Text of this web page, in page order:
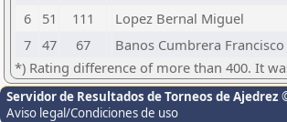
6
51 111 Lopez Bernal Miguel
7 47 67 Banos Cumbrera Francisco
*) Rating difference of more than 400. It
Servidor de Resultados de Torneos de Ajedrez
Aviso legal/Condiciones de uso